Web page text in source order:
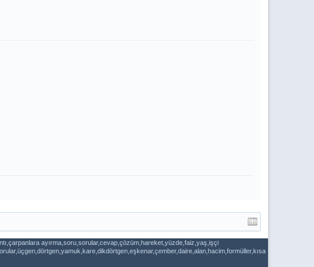
ayırma,soru,sorular,cevap,çözüm,hareket,yüzde,faiz,yaş,işçi